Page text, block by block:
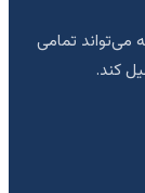
می‌تواند تمامی
کند.